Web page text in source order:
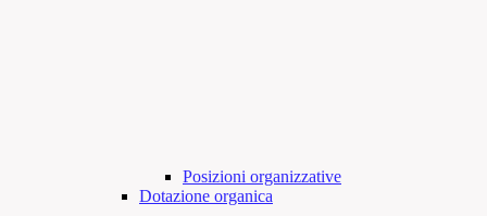
Posizioni organizzative
Dotazione organica